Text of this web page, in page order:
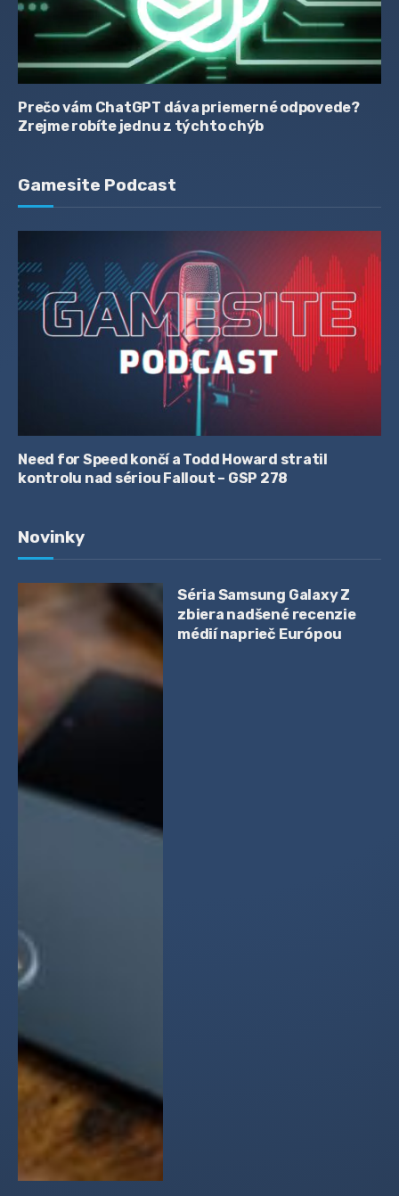
Prečo vám ChatGPT dáva priemerné odpovede?
Zrejme robíte jednu z týchto chýb
Gamesite Podcast
Need for Speed končí a Todd Howard stratil
kontrolu nad sériou Fallout – GSP 278
Novinky
Séria Samsung Galaxy Z
zbiera nadšené recenzie
médií naprieč Európou